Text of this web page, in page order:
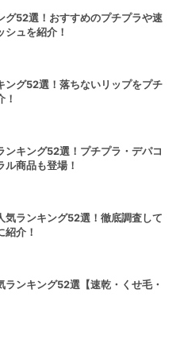
グ52選！おすすめのプチプラや速
ュを紹介！
ング52選！落ちないリップをプチ
！
ンキング52選！プチプラ・デパコ
ル商品も登場！
気ランキング52選！徹底調査して
紹介！
ランキング52選【速乾・くせ毛・